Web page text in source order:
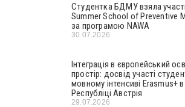
Студентка БДМУ взяла
Summer School of Preventive
за програмою NAWA
30.07.2026
Інтеграція в європейський
простір: досвід участі
мовному інтенсиві Erasmus+ в
Республіці Австрія
29.07.2026